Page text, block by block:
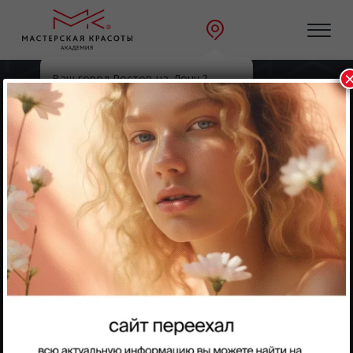
Ваш город Ростов-на-Дону ?
Выбрать другой
Главная Направления Брови
Брови
Восковая депиляция
бровей
Самый востребованной и современный метод
коррекции бровей среди клиентов и мастеров.